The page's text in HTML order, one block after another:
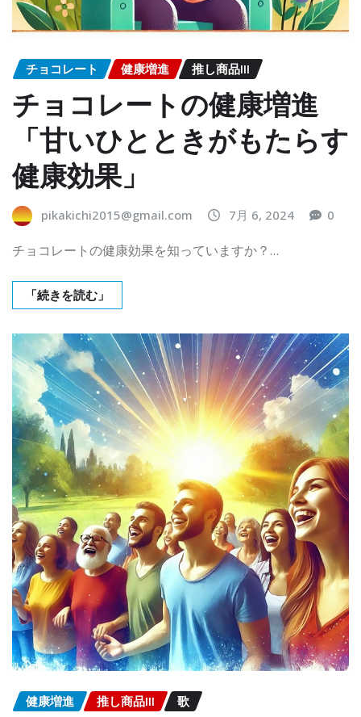
チョコレート 健康増進 推し商品III
チョコレートの健康増進
「甘いひとときがもたらす
健康効果」
pikakichi2015@gmail.com 7月 6, 2024 0
チョコレートの健康効果を知っていますか？…
「続きを読む」
健康増進 推し商品III 歌